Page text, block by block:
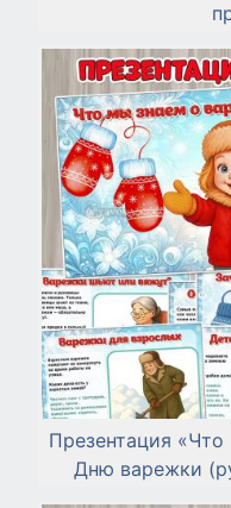
Презентация
Дню варежки